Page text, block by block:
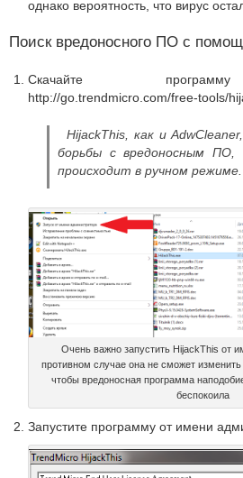
однако вероятность, что вирус
Поиск вредоносного ПО с
Скачайте
http://go.trendmicro.com/free-tools/
HijackThis, как и
борьбы с вредоносным ПО,
происходит в ручном режиме.
Очень важно запустить HijackThis от
противном случае она не сможет изменить
чтобы вредоносная программа
беспокоила
Запустите программу от имени